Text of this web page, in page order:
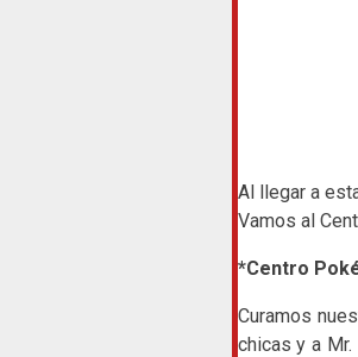
Al llegar a
Vamos al
*Centro
Curamos
chicas y a